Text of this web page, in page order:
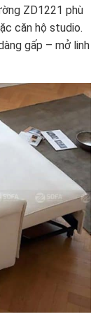
ZD1221 phù
căn hộ studio.
gấp – mở linh